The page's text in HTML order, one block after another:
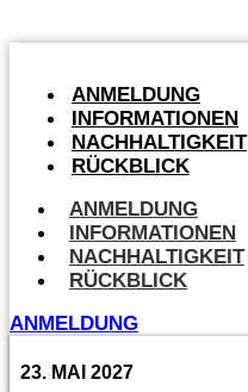
ANMELDUNG
INFORMATIONEN
NACHHALTIGKEIT
RÜCKBLICK
ANMELDUNG
INFORMATIONEN
NACHHALTIGKEIT
RÜCKBLICK
ANMELDUNG
23. MAI 2027